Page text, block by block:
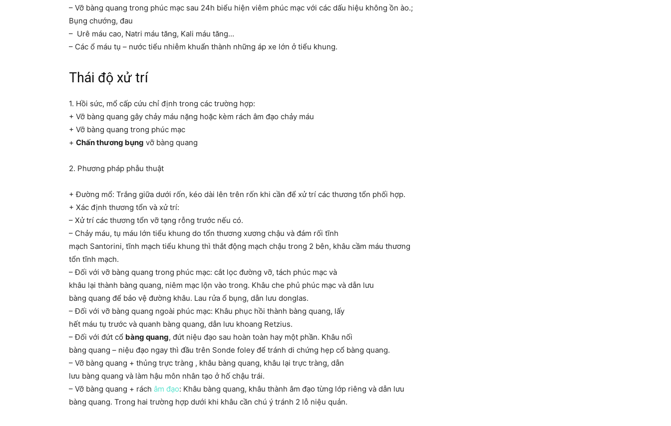
– Vỡ bàng quang trong phúc mạc sau 24h biểu hiện viêm phúc mạc với các dấu hiệu không ồn ào.;
Bụng chướng, đau
– Urê máu cao, Natri máu tăng, Kali máu tăng…
– Các ổ máu tụ – nước tiểu nhiễm khuẩn thành những áp xe lớn ở tiểu khung.
Thái độ xử trí
1. Hồi sức, mổ cấp cứu chỉ định trong các trường hợp:
+ Vỡ bàng quang gây chảy máu nặng hoặc kèm rách âm đạo chảy máu
+ Vỡ bàng quang trong phúc mạc
+ Chấn thương bụng vỡ bàng quang
2. Phương pháp phẫu thuật
+ Đường mổ: Trắng giữa dưới rốn, kéo dài lên trên rốn khi cần để xử trí các thương tổn phối hợp.
+ Xác định thương tổn và xử trí:
– Xử trí các thương tổn vỡ tạng rỗng trước nếu có.
– Chảy máu, tụ máu lớn tiểu khung do tổn thương xương chậu và đám rối tĩnh
mạch Santorini, tĩnh mạch tiểu khung thì thắt động mạch chậu trong 2 bên, khâu cầm máu thương
tổn tĩnh mạch.
– Đối với vỡ bàng quang trong phúc mạc: cắt lọc đường vỡ, tách phúc mạc và
khâu lại thành bàng quang, niêm mạc lộn vào trong. Khâu che phủ phúc mạc và dẫn lưu
bàng quang để bảo vệ đường khâu. Lau rửa ổ bụng, dẫn lưu donglas.
– Đối với vỡ bàng quang ngoài phúc mạc: Khâu phục hồi thành bàng quang, lấy
hết máu tụ trước và quanh bàng quang, dẫn lưu khoang Retzius.
– Đối với đứt cổ bàng quang, đứt niệu đạo sau hoàn toàn hay một phần. Khâu nối
bàng quang – niệu đạo ngay thì đầu trên Sonde foley để tránh di chứng hẹp cổ bàng quang.
– Vỡ bàng quang + thủng trực tràng , khâu bàng quang, khâu lại trực tràng, dẫn
lưu bàng quang và làm hậu môn nhân tạo ở hố chậu trái.
– Vỡ bàng quang + rách âm đạo: Khâu bàng quang, khâu thành âm đạo từng lớp riêng và dẫn lưu
bàng quang. Trong hai trường hợp dưới khi khâu cần chú ý tránh 2 lỗ niệu quản.